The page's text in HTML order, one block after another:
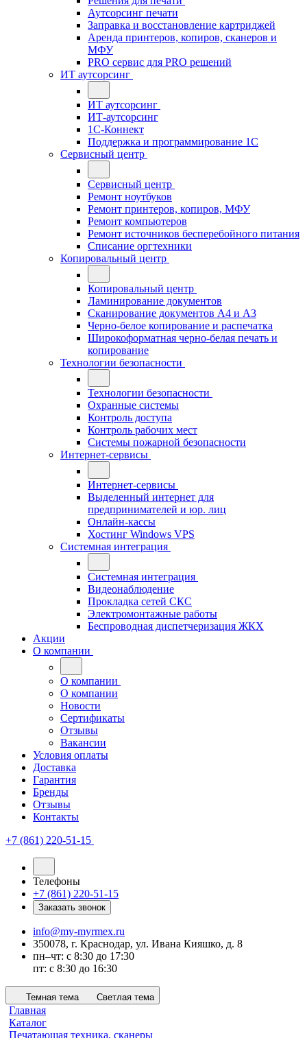
Аутсорсинг печати
Заправка и восстановление картриджей
Аренда принтеров, копиров, сканеров и
МФУ
PRO сервис для PRO решений
ИТ аутсорсинг
ИТ аутсорсинг
ИТ-аутсорсинг
1С-Коннект
Поддержка и программирование 1С
Сервисный центр
Сервисный центр
Ремонт ноутбуков
Ремонт принтеров, копиров, МФУ
Ремонт компьютеров
Ремонт источников бесперебойного питания
Списание оргтехники
Копировальный центр
Копировальный центр
Ламинирование документов
Сканирование документов А4 и А3
Черно-белое копирование и распечатка
Широкоформатная черно-белая печать и
копирование
Технологии безопасности
Технологии безопасности
Охранные системы
Контроль доступа
Контроль рабочих мест
Системы пожарной безопасности
Интернет-сервисы
Интернет-сервисы
Выделенный интернет для
предпринимателей и юр. лиц
Онлайн-кассы
Хостинг Windows VPS
Системная интеграция
Системная интеграция
Видеонаблюдение
Прокладка сетей СКС
Электромонтажные работы
Беспроводная диспетчеризация ЖКХ
Акции
О компании
О компании
О компании
Новости
Сертификаты
Отзывы
Вакансии
Условия оплаты
Доставка
Гарантия
Бренды
Отзывы
Контакты
+7 (861) 220-51-15
Телефоны
+7 (861) 220-51-15
Заказать звонок
info@my-myrmex.ru
350078, г. Краснодар, ул. Ивана Кияшко, д. 8
пн–чт: с 8:30 до 17:30
пт: с 8:30 до 16:30
Темная тема Светлая тема
Главная
Каталог
Печатающая техника, сканеры